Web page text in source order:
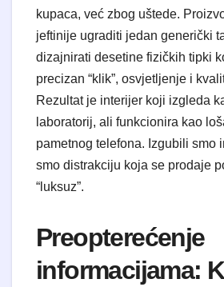
kupaca, već zbog uštede.
jeftinije ugraditi jedan generički
dizajnirati desetine fizičkih tipki
precizan “klik”, osvjetljenje i
Rezultat je interijer koji izgleda
laboratorij, ali funkcionira kao
pametnog telefona. Izgubili smo
smo distrakciju koja se prodaje
“luksuz”.
​Preopterećenje
informacijama: